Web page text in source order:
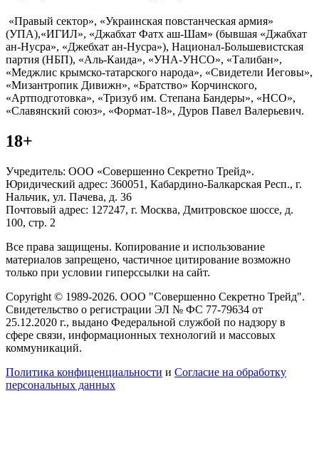
«Правый сектор», «Украинская повстанческая армия»
(УПА),«ИГИЛ», «Джабхат Фатх аш-Шам» (бывшая «Джабхат
ан-Нусра», «Джебхат ан-Нусра»), Национал-Большевистская
партия (НБП), «Аль-Каида», «УНА-УНСО», «Талибан»,
«Меджлис крымско-татарского народа», «Свидетели Иеговы»,
«Мизантропик Дивижн», «Братство» Корчинского,
«Артподготовка», «Тризуб им. Степана Бандеры», «НСО»,
«Славянский союз», «Формат-18», Дуров Павел Валерьевич.
18+
Учредитель: ООО «Совершенно Секретно Трейд».
Юридический адрес: 360051, Кабардино-Балкарская Респ., г.
Нальчик, ул. Пачева, д. 36
Почтовый адрес: 127247, г. Москва, Дмитровское шоссе, д.
100, стр. 2
Все права защищены. Копирование и использование
материалов запрещено, частичное цитирование возможно
только при условии гиперссылки на сайт.
Copyright © 1989-2026. ООО "Совершенно Секретно Трейд".
Свидетельство о регистрации ЭЛ № ФС 77-79634 от
25.12.2020 г., выдано Федеральной службой по надзору в
сфере связи, информационных технологий и массовых
коммуникаций.
Политика конфиценциальности и Согласие на обработку
персональных данных